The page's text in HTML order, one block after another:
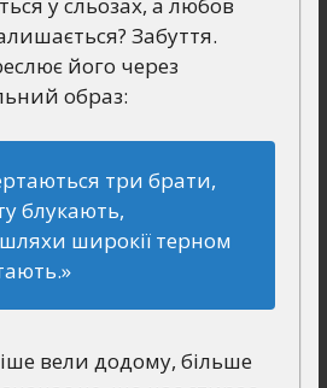
Забуття.
його через
образ:
три брати,
блукають,
широкії терном
вели додому, більше